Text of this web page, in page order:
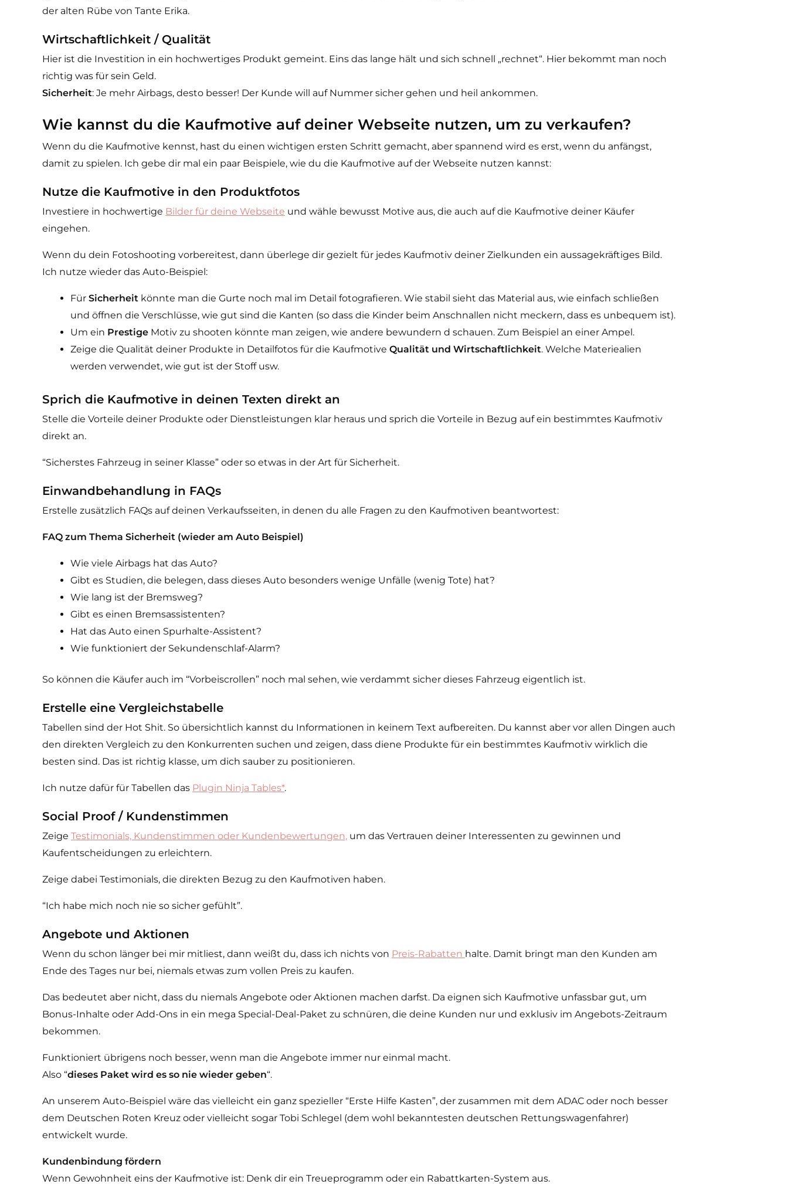
der alten Rübe von Tante Erika.
Wirtschaftlichkeit / Qualität
Hier ist die Investition in ein hochwertiges Produkt gemeint. Eins das lange hält und sich schnell „rechnet“. Hier bekommt man noch
richtig was für sein Geld.
Sicherheit: Je mehr Airbags, desto besser! Der Kunde will auf Nummer sicher gehen und heil ankommen.
Wie kannst du die Kaufmotive auf deiner Webseite nutzen, um zu verkaufen?
Wenn du die Kaufmotive kennst, hast du einen wichtigen ersten Schritt gemacht, aber spannend wird es erst, wenn du anfängst,
damit zu spielen. Ich gebe dir mal ein paar Beispiele, wie du die Kaufmotive auf der Webseite nutzen kannst:
Nutze die Kaufmotive in den Produktfotos
Investiere in hochwertige Bilder für deine Webseite und wähle bewusst Motive aus, die auch auf die Kaufmotive deiner Käufer
eingehen.
Wenn du dein Fotoshooting vorbereitest, dann überlege dir gezielt für jedes Kaufmotiv deiner Zielkunden ein aussagekräftiges Bild.
Ich nutze wieder das Auto-Beispiel:
Für Sicherheit könnte man die Gurte noch mal im Detail fotografieren. Wie stabil sieht das Material aus, wie einfach schließen
und öffnen die Verschlüsse, wie gut sind die Kanten (so dass die Kinder beim Anschnallen nicht meckern, dass es unbequem ist).
Um ein Prestige Motiv zu shooten könnte man zeigen, wie andere bewundern d schauen. Zum Beispiel an einer Ampel.
Zeige die Qualität deiner Produkte in Detailfotos für die Kaufmotive Qualität und Wirtschaftlichkeit. Welche Materiealien
werden verwendet, wie gut ist der Stoff usw.
Sprich die Kaufmotive in deinen Texten direkt an
Stelle die Vorteile deiner Produkte oder Dienstleistungen klar heraus und sprich die Vorteile in Bezug auf ein bestimmtes Kaufmotiv
direkt an.
“Sicherstes Fahrzeug in seiner Klasse” oder so etwas in der Art für Sicherheit.
Einwandbehandlung in FAQs
Erstelle zusätzlich FAQs auf deinen Verkaufsseiten, in denen du alle Fragen zu den Kaufmotiven beantwortest:
FAQ zum Thema Sicherheit (wieder am Auto Beispiel)
Wie viele Airbags hat das Auto?
Gibt es Studien, die belegen, dass dieses Auto besonders wenige Unfälle (wenig Tote) hat?
Wie lang ist der Bremsweg?
Gibt es einen Bremsassistenten?
Hat das Auto einen Spurhalte-Assistent?
Wie funktioniert der Sekundenschlaf-Alarm?
So können die Käufer auch im “Vorbeiscrollen” noch mal sehen, wie verdammt sicher dieses Fahrzeug eigentlich ist.
Erstelle eine Vergleichstabelle
Tabellen sind der Hot Shit. So übersichtlich kannst du Informationen in keinem Text aufbereiten. Du kannst aber vor allen Dingen auch
den direkten Vergleich zu den Konkurrenten suchen und zeigen, dass diene Produkte für ein bestimmtes Kaufmotiv wirklich die
besten sind. Das ist richtig klasse, um dich sauber zu positionieren.
Ich nutze dafür für Tabellen das Plugin Ninja Tables*.
Social Proof / Kundenstimmen
Zeige Testimonials, Kundenstimmen oder Kundenbewertungen, um das Vertrauen deiner Interessenten zu gewinnen und
Kaufentscheidungen zu erleichtern.
Zeige dabei Testimonials, die direkten Bezug zu den Kaufmotiven haben.
“Ich habe mich noch nie so sicher gefühlt”.
Angebote und Aktionen
Wenn du schon länger bei mir mitliest, dann weißt du, dass ich nichts von Preis-Rabatten halte. Damit bringt man den Kunden am
Ende des Tages nur bei, niemals etwas zum vollen Preis zu kaufen.
Das bedeutet aber nicht, dass du niemals Angebote oder Aktionen machen darfst. Da eignen sich Kaufmotive unfassbar gut, um
Bonus-Inhalte oder Add-Ons in ein mega Special-Deal-Paket zu schnüren, die deine Kunden nur und exklusiv im Angebots-Zeitraum
bekommen.
Funktioniert übrigens noch besser, wenn man die Angebote immer nur einmal macht.
Also “dieses Paket wird es so nie wieder geben“.
An unserem Auto-Beispiel wäre das vielleicht ein ganz spezieller “Erste Hilfe Kasten”, der zusammen mit dem ADAC oder noch besser
dem Deutschen Roten Kreuz oder vielleicht sogar Tobi Schlegel (dem wohl bekanntesten deutschen Rettungswagenfahrer)
entwickelt wurde.
Kundenbindung fördern
Wenn Gewohnheit eins der Kaufmotive ist: Denk dir ein Treueprogramm oder ein Rabattkarten-System aus.